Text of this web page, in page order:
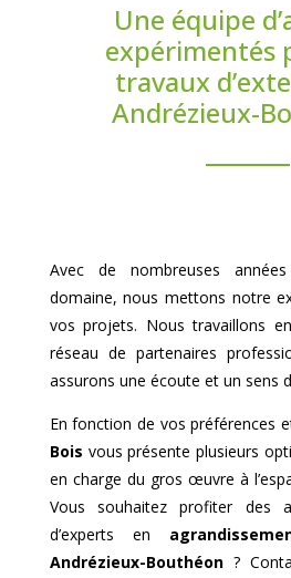
Une équipe
expérimentés
travaux
Andrézieux-
Avec de nombreuses
domaine, nous mettons notre
vos projets. Nous travaillons
réseau de partenaires
assurons une écoute et un sens
En fonction de vos préférences
Bois vous présente plusieurs
en charge du gros œuvre à
Vous souhaitez profiter des
d’experts en
Andrézieux-Bouthéon?